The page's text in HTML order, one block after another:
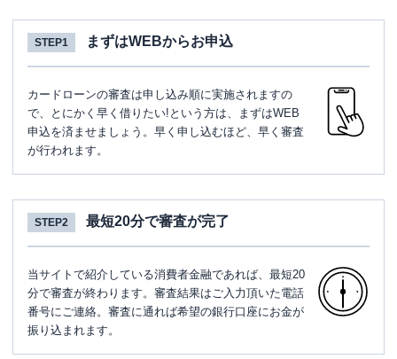
STEP1 まずはWEBからお申込
カードローンの審査は申し込み順に実施されますの
で、とにかく早く借りたい!という方は、まずはWEB
申込を済ませましょう。早く申し込むほど、早く審査
が行われます。
STEP2 最短20分で審査が完了
当サイトで紹介している消費者金融であれば、最短20
分で審査が終わります。審査結果はご入力頂いた電話
番号にご連絡。審査に通れば希望の銀行口座にお金が
振り込まれます。